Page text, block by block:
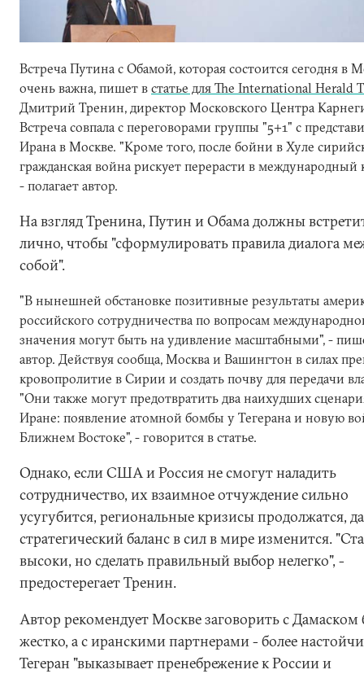
Встреча Путина с Обамой, которая состоится сегодня в
очень важна, пишет в статье для The International Herald
Дмитрий Тренин, директор Московского Центра
Встреча совпала с переговорами группы "5+1" с
Ирана в Москве. "Кроме того, после бойни в Хуле
гражданская война рискует перерасти в международный
- полагает автор.
На взгляд Тренина, Путин и Обама должны
лично, чтобы "сформулировать правила диалога
собой".
"В нынешней обстановке позитивные результаты
российского сотрудничества по вопросам
значения могут быть на удивление масштабными", -
автор. Действуя сообща, Москва и Вашингтон в силах
кровопролитие в Сирии и создать почву для передачи
"Они также могут предотвратить два наихудших
Иране: появление атомной бомбы у Тегерана и новую
Ближнем Востоке", - говорится в статье.
Однако, если США и Россия не смогут наладить
сотрудничество, их взаимное отчуждение сильно
усугубится, региональные кризисы продолжатся,
стратегический баланс в сил в мире изменится.
высоки, но сделать правильный выбор нелегко", -
предостерегает Тренин.
Автор рекомендует Москве заговорить с Дамаском
жестко, а с иранскими партнерами - более
Тегеран "выказывает пренебрежение к России и